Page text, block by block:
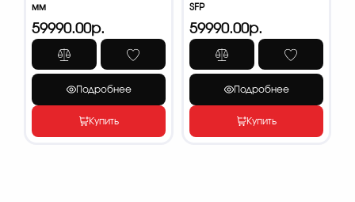
мм
59990.00р.
Подробнее
Купить
SFP
59990.00р.
Подробнее
Купить